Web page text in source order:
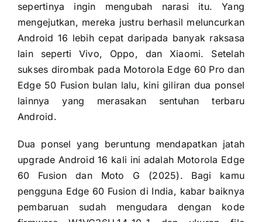
sepertinya ingin mengubah narasi itu. Yang
mengejutkan, mereka justru berhasil meluncurkan
Android 16 lebih cepat daripada banyak raksasa
lain seperti Vivo, Oppo, dan Xiaomi. Setelah
sukses dirombak pada Motorola Edge 60 Pro dan
Edge 50 Fusion bulan lalu, kini giliran dua ponsel
lainnya yang merasakan sentuhan terbaru
Android.
Dua ponsel yang beruntung mendapatkan jatah
upgrade Android 16 kali ini adalah Motorola Edge
60 Fusion dan Moto G (2025). Bagi kamu
pengguna Edge 60 Fusion di India, kabar baiknya
pembaruan sudah mengudara dengan kode